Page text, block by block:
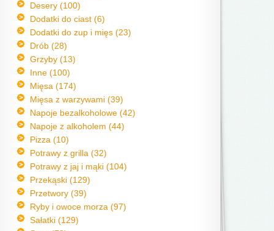
Desery (100)
Dodatki do ciast (6)
Dodatki do zup i mięs (23)
Drób (28)
Grzyby (13)
Inne (100)
Mięsa (174)
Mięsa z warzywami (39)
Napoje bezalkoholowe (42)
Napoje z alkoholem (44)
Pizza (10)
Potrawy z grilla (32)
Potrawy z jaj i mąki (104)
Przekąski (129)
Przetwory (39)
Ryby i owoce morza (97)
Sałatki (129)